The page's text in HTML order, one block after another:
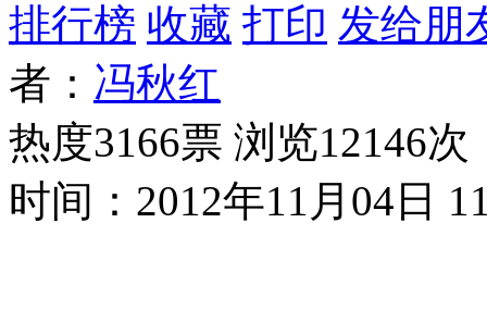
排行榜 收藏 打印 发给朋
者： 冯秋红
热度3166票 浏览12146次
时间：2012年11月04日